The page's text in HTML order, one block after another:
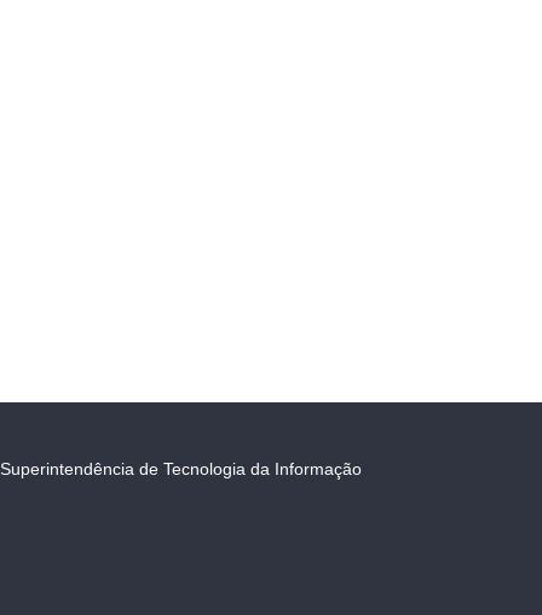
Superintendência de Tecnologia da Informação